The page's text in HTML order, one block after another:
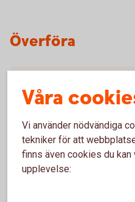
Överföra
Våra
Vi använder nödvändiga
tekniker för att
finns även cookies du
upplevelse: